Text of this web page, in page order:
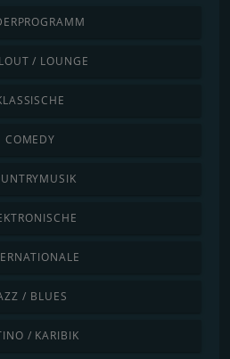
/ LOUNGE
COMEDY
/ BLUES
/ KARIBIK